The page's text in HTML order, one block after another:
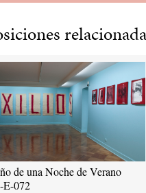
de una Noche de Verano
072